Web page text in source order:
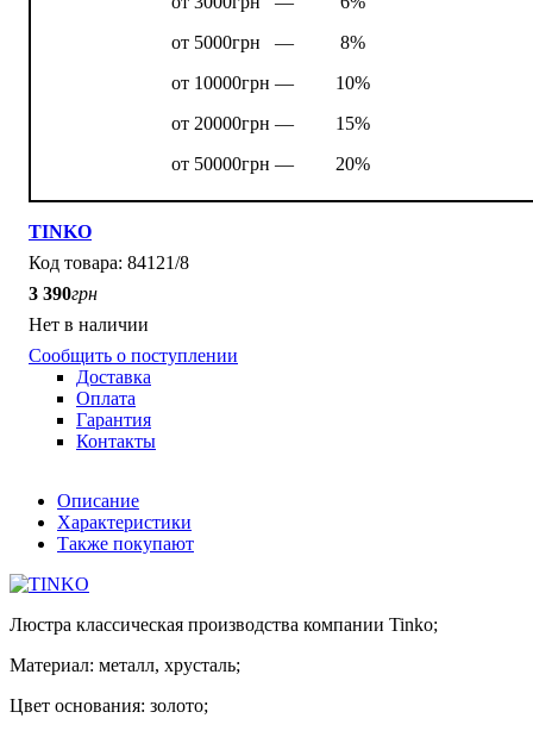
от 5000грн —
8%
от 10000грн —
10%
от 20000грн —
15%
от 50000грн —
20%
TINKO
84121/8
3 390грн
Нет в наличии
Сообщить о поступлении
Доставка
Оплата
Гарантия
Контакты
Описание
Характеристики
Также покупают
Люстра классическая производства компании Tinko;
Материал: металл, хрусталь;
Цвет основания: золото;